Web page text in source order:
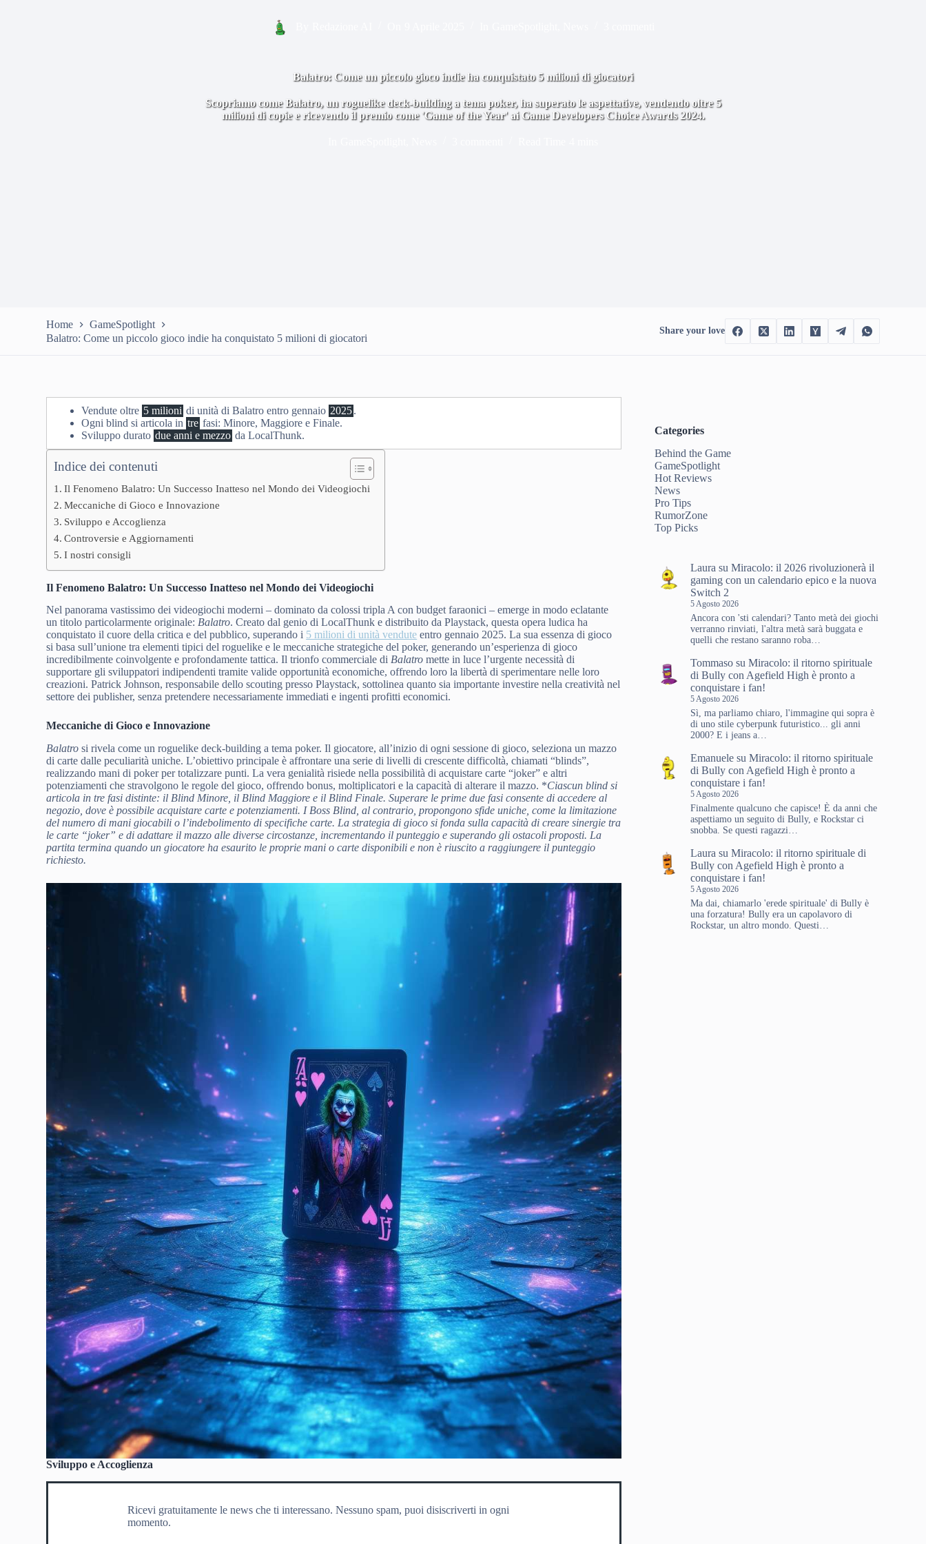
Balatro: Come un piccolo gioco indie ha conquistato 5 milioni di giocatori
Scopriamo come Balatro, un roguelike deck-building a tema poker, ha superato le aspettative, vendendo oltre 5
milioni di copie e ricevendo il premio come 'Game of the Year' ai Game Developers Choice Awards 2024.
Home
GameSpotlight
Balatro: Come un piccolo gioco indie ha conquistato 5 milioni di giocatori
Share your love
Vendute oltre 5 milioni di unità di Balatro entro gennaio 2025.
Ogni blind si articola in tre fasi: Minore, Maggiore e Finale.
Sviluppo durato due anni e mezzo da LocalThunk.
Indice dei contenuti
Il Fenomeno Balatro: Un Successo Inatteso nel Mondo dei Videogiochi
Meccaniche di Gioco e Innovazione
Sviluppo e Accoglienza
Controversie e Aggiornamenti
I nostri consigli
Il Fenomeno Balatro: Un Successo Inatteso nel Mondo dei Videogiochi
Nel panorama vastissimo dei videogiochi moderni – dominato da colossi tripla A con budget faraonici – emerge in modo eclatante
un titolo particolarmente originale:Balatro. Creato dal genio di LocalThunk e distribuito da Playstack, questa opera ludica ha
conquistato il cuore della critica e del pubblico, superando i 5 milioni di unità vendute entro gennaio 2025. La sua essenza di gioco
si basa sull’unione tra elementi tipici del roguelike e le meccaniche strategiche del poker, generando un’esperienza di gioco
incredibilmente coinvolgente e profondamente tattica. Il trionfo commerciale diBalatro mette in luce l’urgente necessità di
supportare gli sviluppatori indipendenti tramite valide opportunità economiche, offrendo loro la libertà di sperimentare nelle loro
creazioni. Patrick Johnson, responsabile dello scouting presso Playstack, sottolinea quanto sia importante investire nella creatività nel
settore dei publisher, senza pretendere necessariamente immediati e ingenti profitti economici.
Meccaniche di Gioco e Innovazione
Balatro si rivela come un roguelike deck-building a tema poker. Il giocatore, all’inizio di ogni sessione di gioco, seleziona un mazzo
di carte dalle peculiarità uniche. L’obiettivo principale è affrontare una serie di livelli di crescente difficoltà, chiamati “blinds”,
realizzando mani di poker per totalizzare punti. La vera genialità risiede nella possibilità di acquistare carte “joker” e altri
potenziamenti che stravolgono le regole del gioco, offrendo bonus, moltiplicatori e la capacità di alterare il mazzo. *Ciascun blind si
articola in tre fasi distinte: il Blind Minore, il Blind Maggiore e il Blind Finale. Superare le prime due fasi consente di accedere al
negozio, dove è possibile acquistare carte e potenziamenti. I Boss Blind, al contrario, propongono sfide uniche, come la limitazione
del numero di mani giocabili o l’indebolimento di specifiche carte. La strategia di gioco si fonda sulla capacità di creare sinergie tra
le carte “joker” e di adattare il mazzo alle diverse circostanze, incrementando il punteggio e superando gli ostacoli proposti. La
partita termina quando un giocatore ha esaurito le proprie mani o carte disponibili e non è riuscito a raggiungere il punteggio
richiesto.
Sviluppo e Accoglienza
Ricevi gratuitamente le news che ti interessano. Nessuno spam, puoi disiscriverti in ogni
momento.
Categories
Behind the Game
GameSpotlight
Hot Reviews
News
Pro Tips
RumorZone
Top Picks
Laura suMiracolo: il 2026 rivoluzionerà il
gaming con un calendario epico e la nuova
Switch 2
5 Agosto 2026
Ancora con 'sti calendari? Tanto metà dei giochi
verranno rinviati, l'altra metà sarà buggata e
quelli che restano saranno roba…
Tommaso suMiracolo: il ritorno spirituale
di Bully con Agefield High è pronto a
conquistare i fan!
5 Agosto 2026
Sì, ma parliamo chiaro, l'immagine qui sopra è
di uno stile cyberpunk futuristico... gli anni
2000? E i jeans a…
Emanuele suMiracolo: il ritorno spirituale
di Bully con Agefield High è pronto a
conquistare i fan!
5 Agosto 2026
Finalmente qualcuno che capisce! È da anni che
aspettiamo un seguito di Bully, e Rockstar ci
snobba. Se questi ragazzi…
Laura suMiracolo: il ritorno spirituale di
Bully con Agefield High è pronto a
conquistare i fan!
5 Agosto 2026
Ma dai, chiamarlo 'erede spirituale' di Bully è
una forzatura! Bully era un capolavoro di
Rockstar, un altro mondo. Questi…